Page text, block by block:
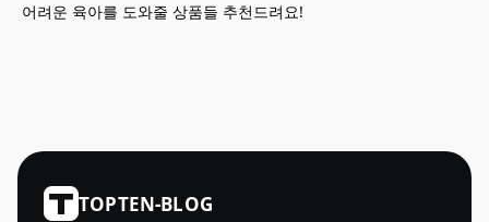
어려운 육아를 도와줄 상품들 추천드려요!
TOPTEN-BLOG